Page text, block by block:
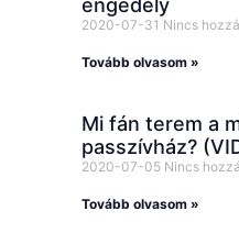
2020-07-31 Nincs
Tovább olvasom »
Mi fán terem a
passzívház?
2020-07-05 Nincs
Tovább olvasom »